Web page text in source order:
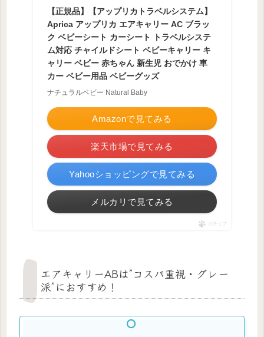
【正規品】【アップリカトラベルシステム】
Aprica アップリカ エアキャリー AC ブラッ
ク ベビーシート カーシート トラベルシステ
ム対応 チャイルドシート ベビーキャリー キ
ャリー ベビー 赤ちゃん 新生児 おでかけ 車
カー ベビー用品 ベビーグッズ
ナチュラルベビー Natural Baby
Amazonで見てみる
楽天市場で見てみる
Yahooショッピングで見てみる
メルカリで見てみる
ポチップ
エアキャリーABは”コスパ重視・グレー
派”におすすめ！